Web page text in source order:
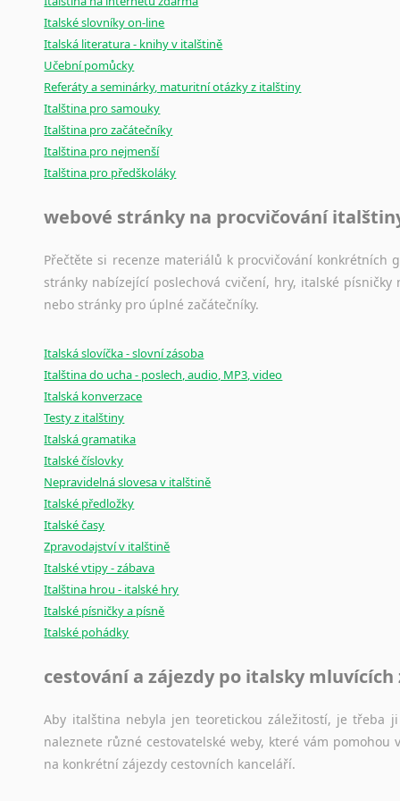
Italské slovníky on-line
Italská literatura - knihy v italštině
Učební pomůcky
Referáty a seminárky, maturitní otázky z italštiny
Italština pro samouky
Italština pro začátečníky
Italština pro nejmenší
Italština pro předškoláky
webové stránky na procvičování
Přečtěte si recenze materiálů k procvičování
stránky nabízející poslechová cvičení, hry, italské
nebo stránky pro úplné začátečníky.
Italská slovíčka - slovní zásoba
Italština do ucha - poslech, audio, MP3, video
Italská konverzace
Testy z italštiny
Italská gramatika
Italské číslovky
Nepravidelná slovesa v italštině
Italské předložky
Italské časy
Zpravodajství v italštině
Italské vtipy - zábava
Italština hrou - italské hry
Italské písničky a písně
Italské pohádky
cestování a zájezdy po italsky mluvících
Aby italština nebyla jen teoretickou záležitostí, je třeba
naleznete různé cestovatelské weby, které vám
na konkrétní zájezdy cestovních kanceláří.